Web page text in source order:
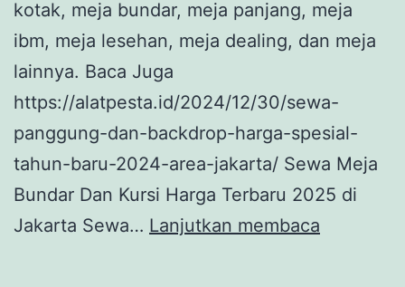
kotak, meja bundar, meja panjang, meja
ibm, meja lesehan, meja dealing, dan meja
lainnya. Baca Juga
https://alatpesta.id/2024/12/30/sewa-
panggung-dan-backdrop-harga-spesial-
tahun-baru-2024-area-jakarta/ Sewa Meja
Bundar Dan Kursi Harga Terbaru 2025 di
Jakarta Sewa… Lanjutkan membaca